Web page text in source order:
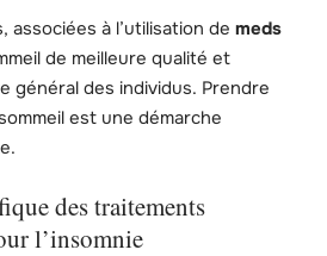
associées à l’utilisation de meds
de meilleure qualité et
général des individus. Prendre
est une démarche
des traitements
l’insomnie